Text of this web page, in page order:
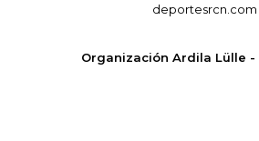
deportesrcn.com
Organización Ardila Lülle -